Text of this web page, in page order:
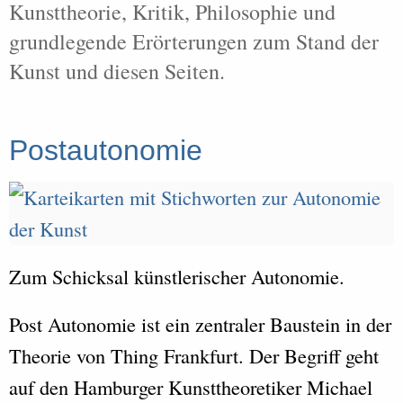
Kunsttheorie, Kritik, Philosophie und
grundlegende Erörterungen zum Stand der
Kunst und diesen Seiten.
Postautonomie
Zum Schicksal künstlerischer Autonomie.
Post Autonomie ist ein zentraler Baustein in der
Theorie von Thing Frankfurt. Der Begriff geht
auf den Hamburger Kunsttheoretiker Michael